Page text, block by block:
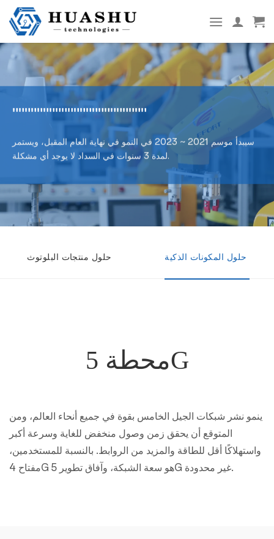
تخطى
الى
المحتوى
""""""""""""""""""""""
سيبدأ موسم 2021 ~ 2023 في النمو في نهاية العام المقبل، ويستمر
لمدة 3 سنوات في السداد لا يوجد أي مشكلة.
حلول منتجات البلوتوث حلول المكونات الذكية
محطة 5G
ينمو نشر شبكات الجيل الخامس بقوة في جميع أنحاء العالم، ومن
المتوقع أن يحقق زمن وصول منخفض للغاية وسرعة أكبر
واستهلاكًا أقل للطاقة والمزيد من الروابط. بالنسبة للمستخدمين،
مفتاح 4G هو سعة الشبكة، وآفاق تطوير 5G غير محدودة.